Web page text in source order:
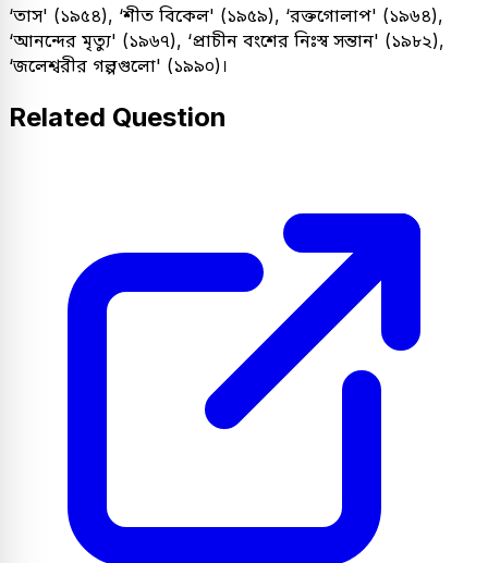
‘তাস' (১৯৫৪), ‘শীত বিকেল' (১৯৫৯), ‘রক্তগোলাপ' (১৯৬৪),
‘আনন্দের মৃত্যু' (১৯৬৭), ‘প্রাচীন বংশের নিঃস্ব সন্তান' (১৯৮২),
‘জলেশ্বরীর গল্পগুলো' (১৯৯০)।
Related Question